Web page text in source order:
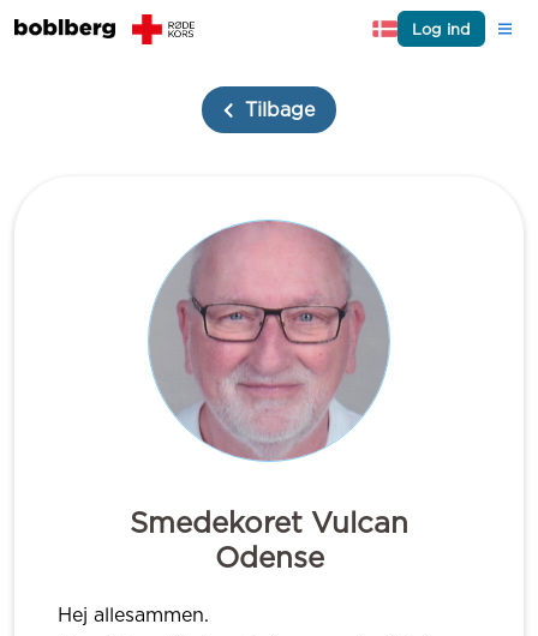
Log ind
Tilbage
Smedekoret Vulcan
Odense
Hej allesammen.